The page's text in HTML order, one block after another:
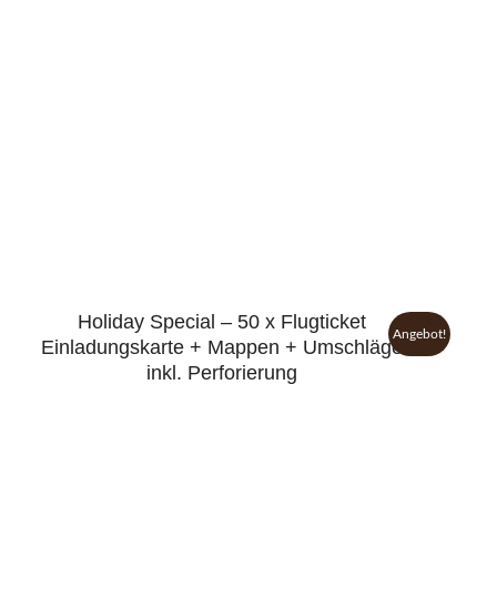
Holiday Special – 50 x Flugticket
Einladungskarte + Mappen + Umschläge
inkl. Perforierung
Angebot!